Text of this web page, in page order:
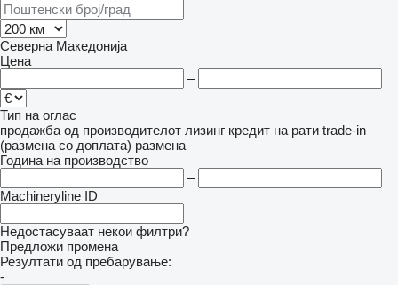
Северна Македонија
Цена
–
Тип на оглас
продажба од производителот лизинг кредит на рати trade-in
(размена со доплата) размена
Година на производство
–
Machineryline ID
Недостасуваат некои филтри?
Предложи промена
Резултати од пребарување:
-